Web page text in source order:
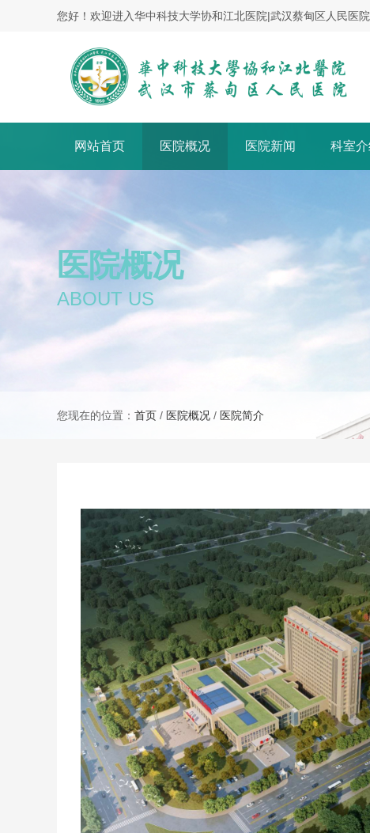
您好！欢迎进入华中科技大学协和江北医院|武汉蔡甸区人民医院
网站首页 医院概况 医院新闻 科室
医院概况
ABOUT US
您现在的位置： 首页 / 医院概况 / 医院简介